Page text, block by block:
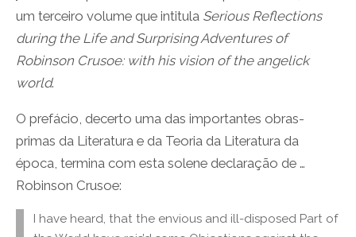
um terceiro volume que intitula Serious Reflections
during the Life and Surprising Adventures of
Robinson Crusoe: with his vision of the angelick
world.
O prefácio, decerto uma das importantes obras-
primas da Literatura e da Teoria da Literatura da
época, termina com esta solene declaração de …
Robinson Crusoe:
I have heard, that the envious and ill-disposed Part of